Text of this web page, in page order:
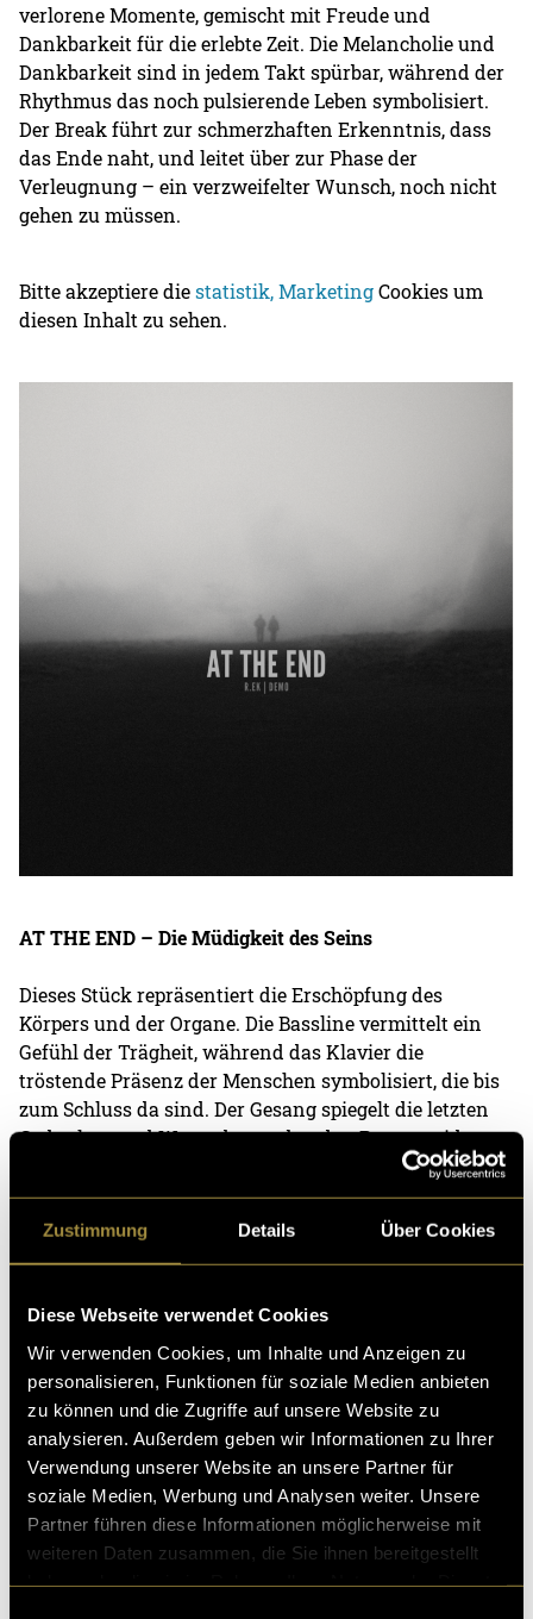
Zustimmung Details Über Cookies
Diese Webseite verwendet Cookies
Wir verwenden Cookies, um Inhalte und Anzeigen zu
personalisieren, Funktionen für soziale Medien anbieten
zu können und die Zugriffe auf unsere Website zu
analysieren. Außerdem geben wir Informationen zu Ihrer
Verwendung unserer Website an unsere Partner für
soziale Medien, Werbung und Analysen weiter. Unsere
Partner führen diese Informationen möglicherweise mit
weiteren Daten zusammen, die Sie ihnen bereitgestellt
verlorene Momente, gemischt mit Freude und
Dankbarkeit für die erlebte Zeit. Die Melancholie und
Dankbarkeit sind in jedem Takt spürbar, während der
Rhythmus das noch pulsierende Leben symbolisiert.
Der Break führt zur schmerzhaften Erkenntnis, dass
das Ende naht, und leitet über zur Phase der
Verleugnung – ein verzweifelter Wunsch, noch nicht
gehen zu müssen.
Bitte akzeptiere diestatistik, MarketingCookies um
diesen Inhalt zu sehen.
AT THE END – Die Müdigkeit des Seins
Dieses Stück repräsentiert die Erschöpfung des
Körpers und der Organe. Die Bassline vermittelt ein
Gefühl der Trägheit, während das Klavier die
tröstende Präsenz der Menschen symbolisiert, die bis
zum Schluss da sind. Der Gesang spiegelt die letzten
Gedanken und Worte der sterbenden Person wider.
Die Monotonie des Beats steht für die nachlassende
Kraft der Organe, und vereinzelte Percussion-
Elemente erinnern an die Maschinen im
Bitte akzeptiere diestatistik, MarketingCookies um
diesen Inhalt zu sehen.